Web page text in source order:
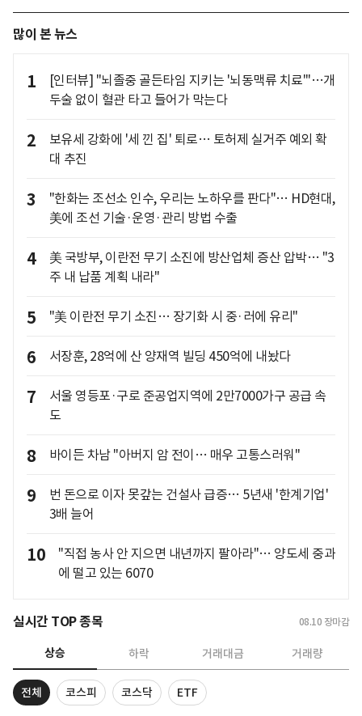
많이 본 뉴스
1
[인터뷰] "뇌졸중 골든타임 지키는 '뇌동맥류 치료'"…개
두술 없이 혈관 타고 들어가 막는다
2
보유세 강화에 '세 낀 집' 퇴로… 토허제 실거주 예외 확
대 추진
3
"한화는 조선소 인수, 우리는 노하우를 판다"… HD현대,
美에 조선 기술·운영·관리 방법 수출
4
美 국방부, 이란전 무기 소진에 방산업체 증산 압박… "3
주 내 납품 계획 내라"
5 "美 이란전 무기 소진… 장기화 시 중·러에 유리"
6 서장훈, 28억에 산 양재역 빌딩 450억에 내놨다
7
서울 영등포·구로 준공업지역에 2만7000가구 공급 속
도
8 바이든 차남 "아버지 암 전이… 매우 고통스러워"
9
번 돈으로 이자 못갚는 건설사 급증… 5년새 '한계기업'
3배 늘어
10
"직접 농사 안 지으면 내년까지 팔아라"… 양도세 중과
에 떨고 있는 6070
실시간 TOP 종목 08.10 장마감
상승 하락 거래대금 거래량
전체 코스피 코스닥 ETF